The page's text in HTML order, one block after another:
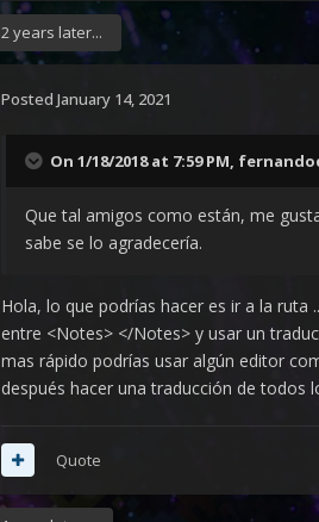
2 years later...
Posted January 14, 2021
On 1/18/2018 at 7:59 PM,
Que tal amigos como están, me
sabe se lo agradecería.
Hola, lo que podrías hacer es ir a la
entre <Notes> </Notes> y usar un
mas rápido podrías usar algún editor
después hacer una traducción de todos
Quote